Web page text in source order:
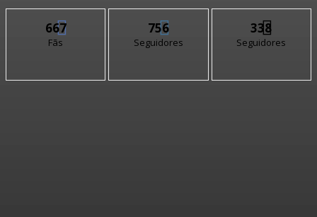
667
Fãs
756
Seguidores
338
Seguidores